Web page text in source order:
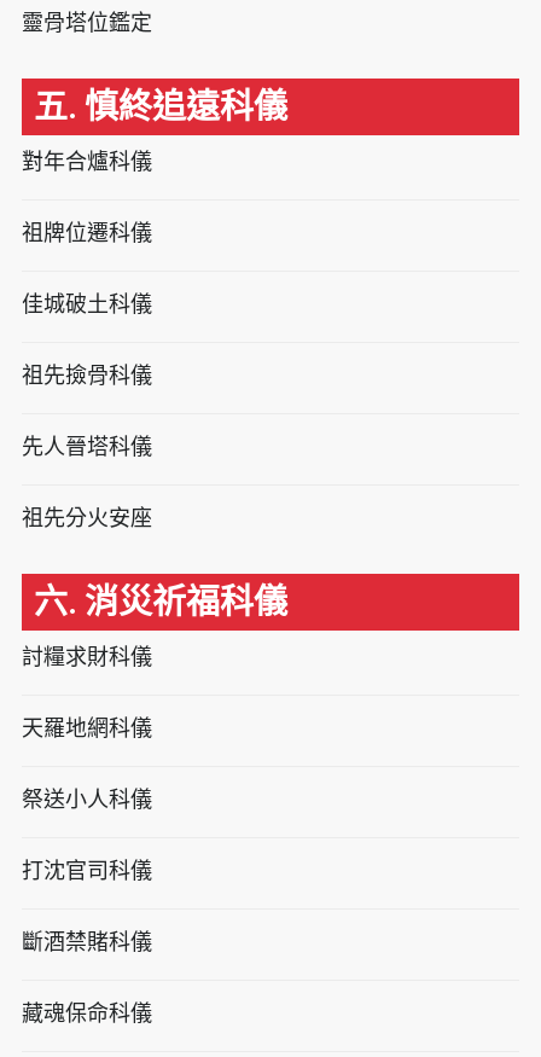
靈骨塔位鑑定
五. 慎終追遠科儀
對年合爐科儀
祖牌位遷科儀
佳城破土科儀
祖先撿骨科儀
先人晉塔科儀
祖先分火安座
六. 消災祈福科儀
討糧求財科儀
天羅地網科儀
祭送小人科儀
打沈官司科儀
斷酒禁賭科儀
藏魂保命科儀